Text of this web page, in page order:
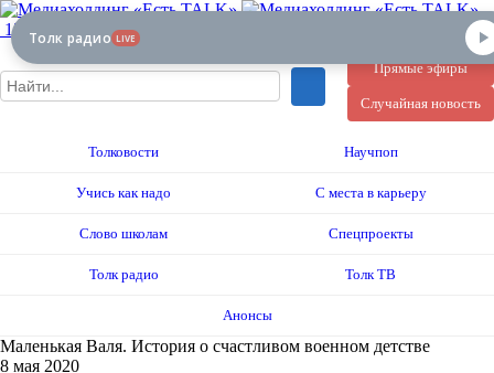
12+
Прямые эфиры
Случайная новость
Толковости Научпоп
Учись как надо С места в карьеру
Слово школам Спецпроекты
Толк радио Толк ТВ
Анонсы
Маленькая Валя. История о счастливом военном детстве
8 мая 2020
Толк радио LIVE